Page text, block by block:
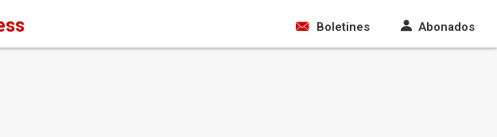
Boletines Abonados